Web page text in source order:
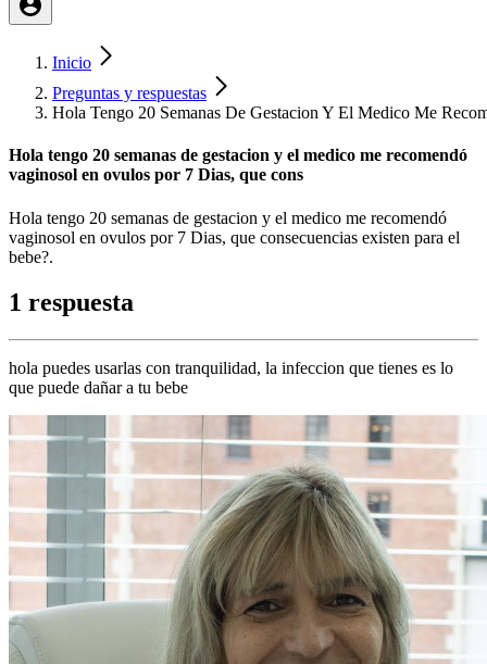
Inicio
Preguntas y respuestas
Hola Tengo 20 Semanas De Gestacion Y El Medico Me
Hola tengo 20 semanas de gestacion y el medico me recomendó
vaginosol en ovulos por 7 Dias, que cons
Hola tengo 20 semanas de gestacion y el medico me recomendó
vaginosol en ovulos por 7 Dias, que consecuencias existen para el
bebe?.
1 respuesta
hola puedes usarlas con tranquilidad, la infeccion que tienes es lo
que puede dañar a tu bebe